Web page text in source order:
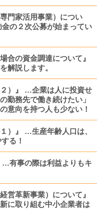
門家活用事業）につい
の２次公募が始まってい
合の資金調達について』
解説します。
２）』 …企業は人に投資せ
勤務先で働き続けたい」
意向を持つ人も少ない！
）』 …生産年齢人口は、
る！
…有事の際は利益よりもキ
営革新事業）について』
に取り組む中小企業者は